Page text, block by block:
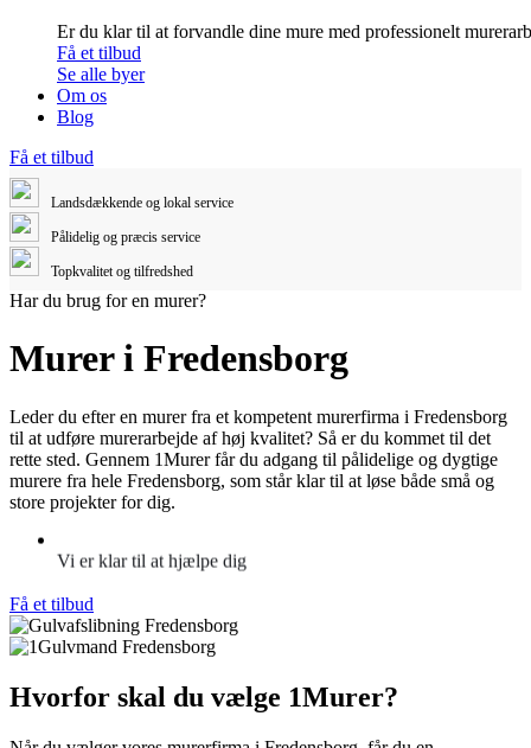
Er du klar til at forvandle dine mure med professionelt
Få et tilbud
Se alle byer
Om os
Blog
Få et tilbud
Landsdækkende og lokal service
Pålidelig og præcis service
Topkvalitet og tilfredshed
Har du brug for en murer?
Murer i Fredensborg
Leder du efter en murer fra et kompetent murerfirma i Fredensborg
til at udføre murerarbejde af høj kvalitet? Så er du kommet til det
rette sted. Gennem 1Murer får du adgang til pålidelige og dygtige
murere fra hele Fredensborg, som står klar til at løse både små og
store projekter for dig.
Vi er klar til at hjælpe dig
Få et tilbud
Hvorfor skal du vælge 1Murer?